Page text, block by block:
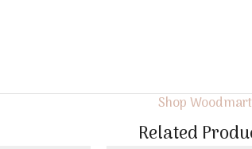
Shop Woodmart
Related